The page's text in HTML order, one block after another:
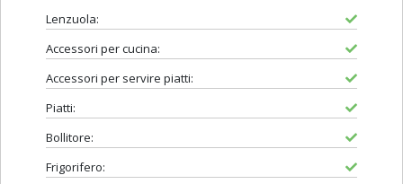
Lenzuola:
Accessori per cucina:
Accessori per servire piatti:
Piatti:
Bollitore:
Frigorifero: